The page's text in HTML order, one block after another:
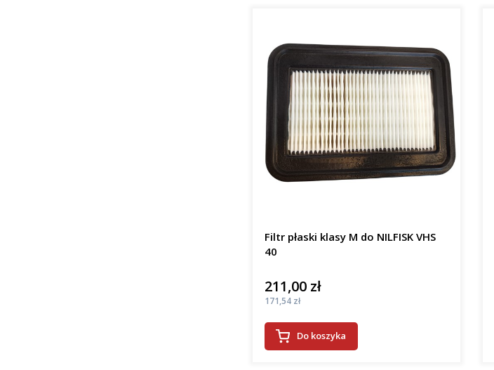
Filtr płaski klasy M do NILFISK VHS
40
Cena
211,00 zł
Cena
171,54 zł
Do koszyka